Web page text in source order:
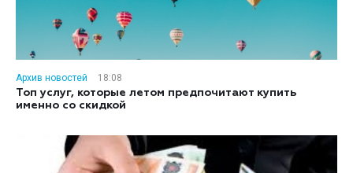
Архив новостей
18:08
Топ услуг, которые летом предпочитают купить
именно со скидкой